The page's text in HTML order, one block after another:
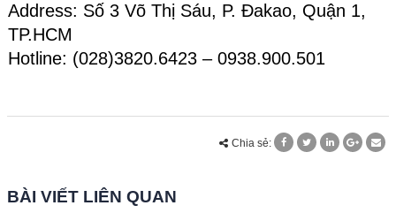
Address: Số 3 Võ Thị Sáu, P. Đakao, Quận 1,
TP.HCM
Hotline: (028)3820.6423 – 0938.900.501
Chia sẻ:
BÀI VIẾT LIÊN QUAN